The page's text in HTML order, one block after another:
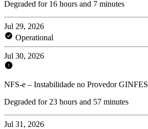
Degraded for 16 hours and 7 minutes
Jul 29, 2026
Operational
Jul 30, 2026
NFS-e – Instabilidade no Provedor GINFES
Degraded for 23 hours and 57 minutes
Jul 31, 2026